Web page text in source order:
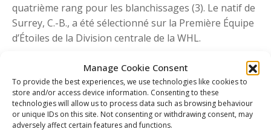
Manage Cookie Consent
To provide the best experiences, we use technologies like cookies to
store and/or access device information. Consenting to these
technologies will allow us to process data such as browsing behaviour
or unique IDs on this site. Not consenting or withdrawing consent, may
adversely affect certain features and functions.
quatrième rang pour les blanchissages (3). Le natif de
Surrey, C.-B., a été sélectionné sur la Première Équipe
d’Étoiles de la Division centrale de la WHL.
Acquis : Repêchage LNH 2024 (181e au total)
Statistiques en carrière dans la LCH : 98 PJ | 17 B | 24
A | 41 PTS
Signé : Non